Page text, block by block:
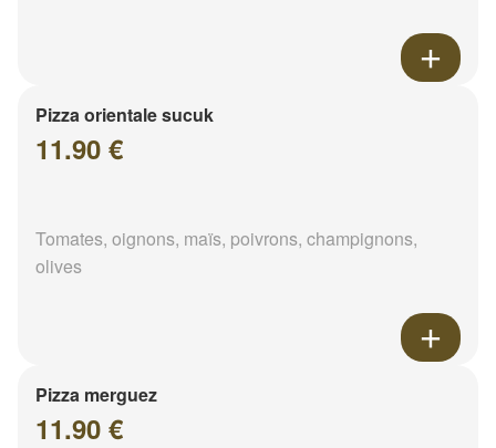
Pizza orientale sucuk
11.90 €
Tomates, oignons, maïs, poivrons, champignons,
olives
Pizza merguez
11.90 €